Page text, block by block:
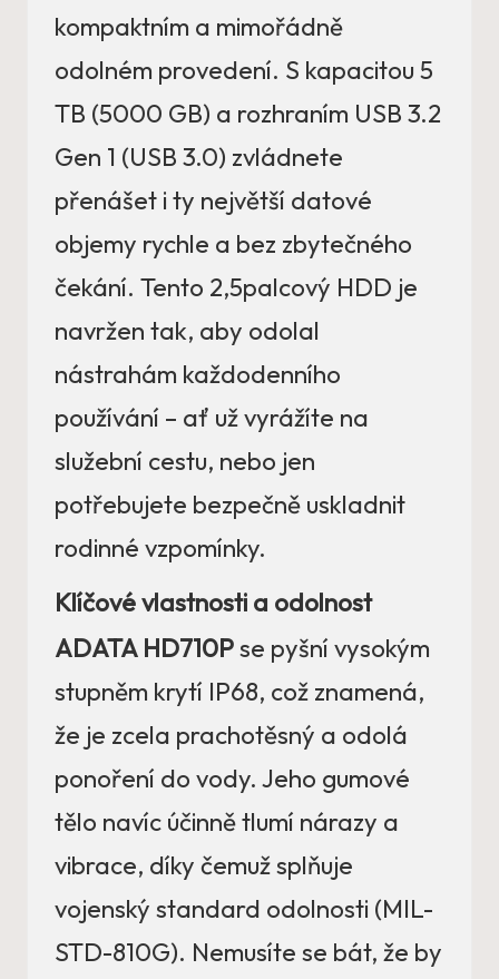
kompaktním a mimořádně
odolném provedení. S kapacitou 5
TB (5000 GB) a rozhraním USB 3.2
Gen 1 (USB 3.0) zvládnete
přenášet i ty největší datové
objemy rychle a bez zbytečného
čekání. Tento 2,5palcový HDD je
navržen tak, aby odolal
nástrahám každodenního
používání – ať už vyrážíte na
služební cestu, nebo jen
potřebujete bezpečně uskladnit
rodinné vzpomínky.
Klíčové vlastnosti a odolnost
ADATA HD710Pse pyšní vysokým
stupněm krytí IP68, což znamená,
že je zcela prachotěsný a odolá
ponoření do vody. Jeho gumové
tělo navíc účinně tlumí nárazy a
vibrace, díky čemuž splňuje
vojenský standard odolnosti (MIL-
STD-810G). Nemusíte se bát, že by